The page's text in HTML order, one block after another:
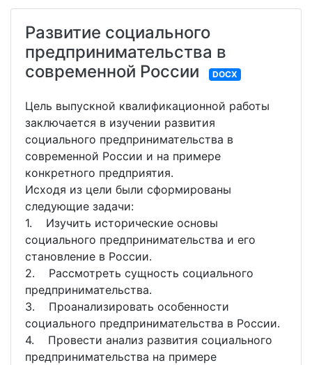
Развитие социального
предпринимательства в
современной России
DOCX
Цель выпускной квалификационной работы
заключается в изучении развития
социального предпринимательства в
современной России и на примере
конкретного предприятия.
Исходя из цели были сформированы
следующие задачи:
1. Изучить исторические основы
социального предпринимательства и его
становление в России.
2. Рассмотреть сущность социального
предпринимательства.
3. Проанализировать особенности
социального предпринимательства в России.
4. Провести анализ развития социального
предпринимательства на примере